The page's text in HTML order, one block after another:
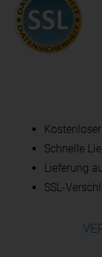
Schnelle
Lieferung
SSL-